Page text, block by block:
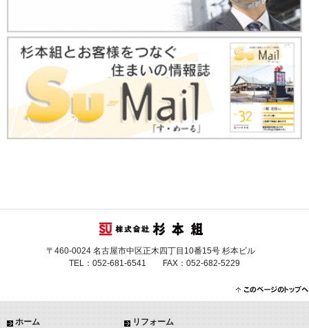
〒460-0024 名古屋市中区正木四丁目10番15号 杉本ビル
TEL：052-681-6541 FAX：052-682-5229
ホーム
リフォーム